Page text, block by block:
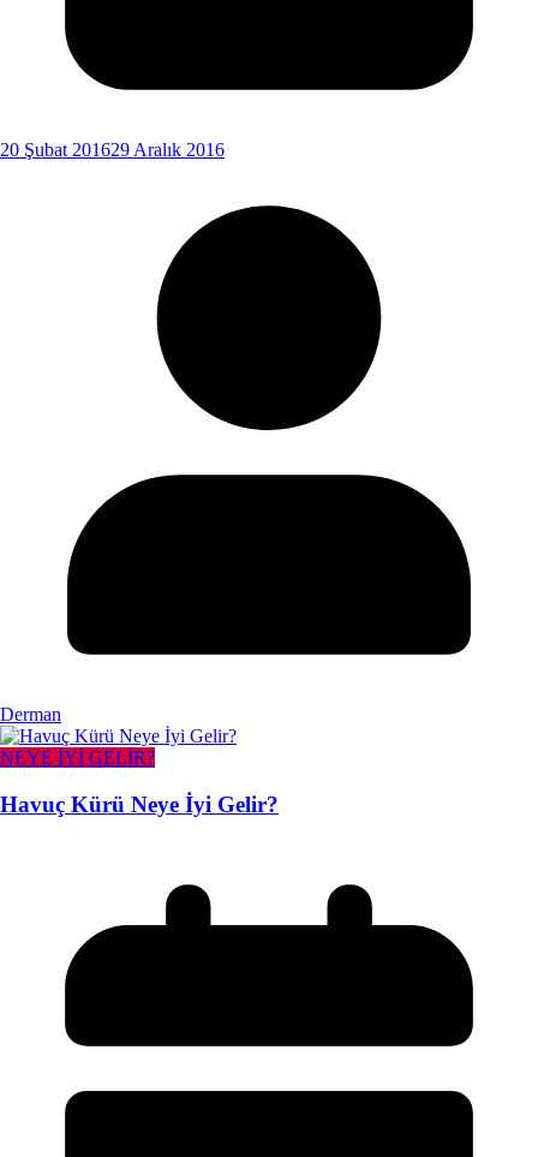
20 Şubat 201629 Aralık 2016
Derman
NEYE İYİ GELİR?
Havuç Kürü Neye İyi Gelir?